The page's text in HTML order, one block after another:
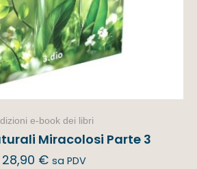
e-book dei libri
Miracolosi Parte 3
28,90 € sa PDV